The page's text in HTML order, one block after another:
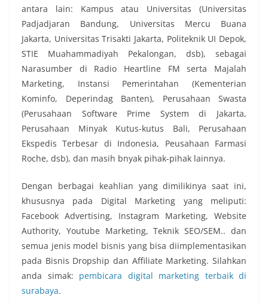
antara lain: Kampus atau Universitas (Universitas
Padjadjaran Bandung, Universitas Mercu Buana
Jakarta, Universitas Trisakti Jakarta, Politeknik UI Depok,
STIE Muahammadiyah Pekalongan, dsb), sebagai
Narasumber di Radio Heartline FM serta Majalah
Marketing, Instansi Pemerintahan (Kementerian
Kominfo, Deperindag Banten), Perusahaan Swasta
(Perusahaan Software Prime System di Jakarta,
Perusahaan Minyak Kutus-kutus Bali, Perusahaan
Ekspedis Terbesar di Indonesia, Peusahaan Farmasi
Roche, dsb), dan masih bnyak pihak-pihak lainnya.
Dengan berbagai keahlian yang dimilikinya saat ini,
khususnya pada Digital Marketing yang meliputi:
Facebook Advertising, Instagram Marketing, Website
Authority, Youtube Marketing, Teknik SEO/SEM.. dan
semua jenis model bisnis yang bisa diimplementasikan
pada Bisnis Dropship dan Affiliate Marketing. Silahkan
anda simak: pembicara digital marketing terbaik di
surabaya.